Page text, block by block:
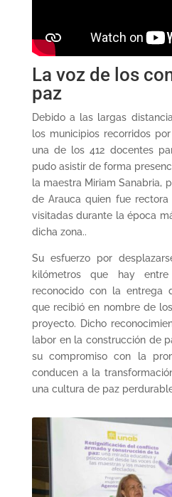
La voz de los
paz
Debido a las largas
los municipios recorridos
una de los 412 docentes
pudo asistir de forma
la maestra Miriam Sanabria,
de Arauca quien fue
visitadas durante la época
dicha zona..
Su esfuerzo por
kilómetros que hay
reconocido con la entrega
que recibió en nombre de
proyecto. Dicho
labor en la construcción de
su compromiso con la
conducen a la
una cultura de paz